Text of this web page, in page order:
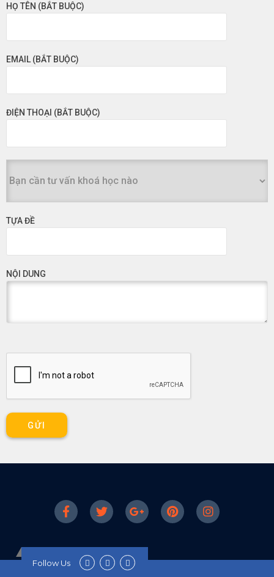
HỌ TÊN (BẮT BUỘC)
EMAIL (BẮT BUỘC)
ĐIỆN THOẠI (BẮT BUỘC)
TỰA ĐỀ
NỘI DUNG
Follow Us